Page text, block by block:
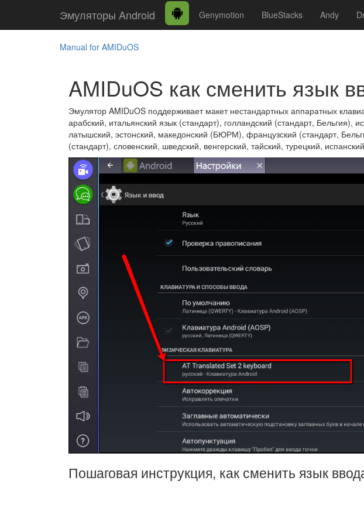
Эмуляторы Android Genymotion BlueStacks Andy
Manual for AMIDuOS
AMIDuOS как сменить язык
Эмулятор AMIDuOS поддерживает макет нестандартных аппаратных
арабский, итальянский язык (стандарт), голландский (стандарт,
латышский, эстонский, македонский (БЮРМ), французский (стандарт,
(стандарт), словенский, шведский, венгерский, тайский, турецкий,
Пошаговая инструкция, как сменить язык